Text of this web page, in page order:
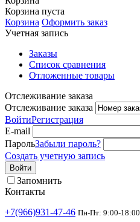
Корзина пуста
Корзина Оформить заказ
Учетная запись
Заказы
Список сравнения
Отложенные товары
Отслеживание заказа
Отслеживание заказа
ВойтиРегистрация
E-mail
ПарольЗабыли пароль?
Создать учетную запись
Войти
Запомнить
Контакты
+7(966)931-47-46 Пн-Пт: 9:00-18:00